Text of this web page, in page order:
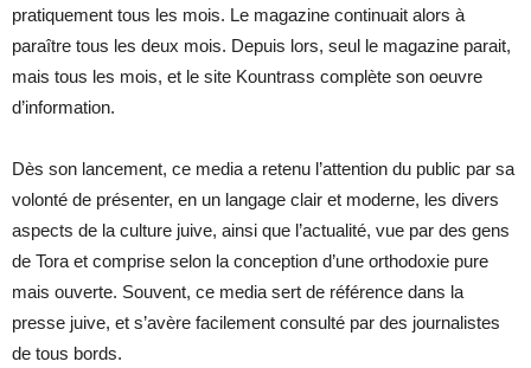
pratiquement tous les mois. Le magazine continuait alors à
paraître tous les deux mois. Depuis lors, seul le magazine parait,
mais tous les mois, et le site Kountrass complète son oeuvre
d’information.
Dès son lancement, ce media a retenu l’attention du public par sa
volonté de présenter, en un langage clair et moderne, les divers
aspects de la culture juive, ainsi que l’actualité, vue par des gens
de Tora et comprise selon la conception d’une orthodoxie pure
mais ouverte. Souvent, ce media sert de référence dans la
presse juive, et s’avère facilement consulté par des journalistes
de tous bords.